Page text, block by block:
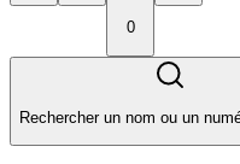
0
Rechercher un nom ou un